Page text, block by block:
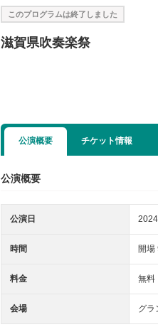
このプログラムは終了しました
滋賀県吹奏楽祭
公演概要 チケット情報
公演概要
公演日
時間 開場
料金 無料
会場 グラ